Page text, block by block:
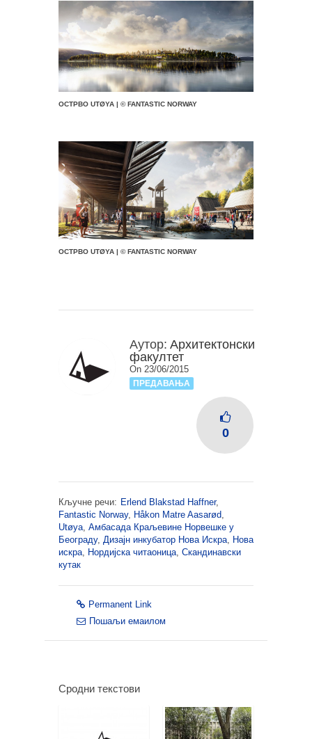
ОСТРВО UTØYA | © FANTASTIC NORWAY
ОСТРВО UTØYA | © FANTASTIC NORWAY
Аутор: Архитектонски
факултет
On 23/06/2015
ПРЕДАВАЊА
0
Кључне речи: Erlend Blakstad Haffner,
Fantastic Norway, Håkon Matre Aasarød,
Utøya, Амбасада Краљевине Норвешке у
Београду, Дизајн инкубатор Нова Искра, Нова
искра, Нордијска читаоница, Скандинавски
кутак
Permanent Link
Пошаљи емаилом
Сродни текстови